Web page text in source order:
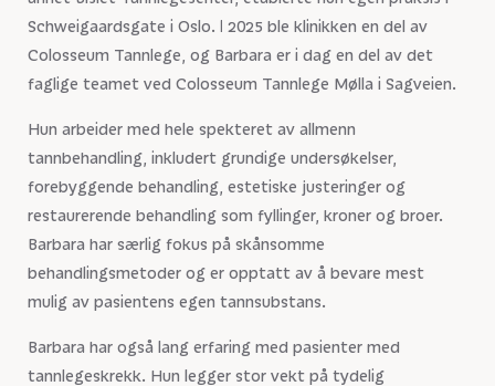
Schweigaardsgate i Oslo. I 2025 ble klinikken en del av
Colosseum Tannlege, og Barbara er i dag en del av det
faglige teamet ved Colosseum Tannlege Mølla i Sagveien.
Hun arbeider med hele spekteret av allmenn
tannbehandling, inkludert grundige undersøkelser,
forebyggende behandling, estetiske justeringer og
restaurerende behandling som fyllinger, kroner og broer.
Barbara har særlig fokus på skånsomme
behandlingsmetoder og er opptatt av å bevare mest
mulig av pasientens egen tannsubstans.
Barbara har også lang erfaring med pasienter med
tannlegeskrekk. Hun legger stor vekt på tydelig